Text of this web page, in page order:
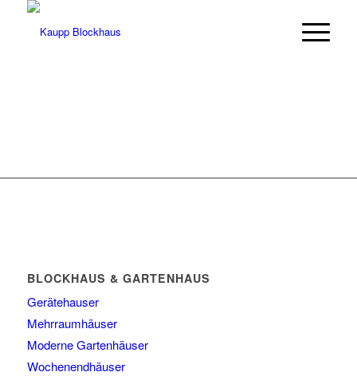
BLOCKHAUS & GARTENHAUS
Gerätehauser
Mehrraumhäuser
Moderne Gartenhäuser
Wochenendhäuser